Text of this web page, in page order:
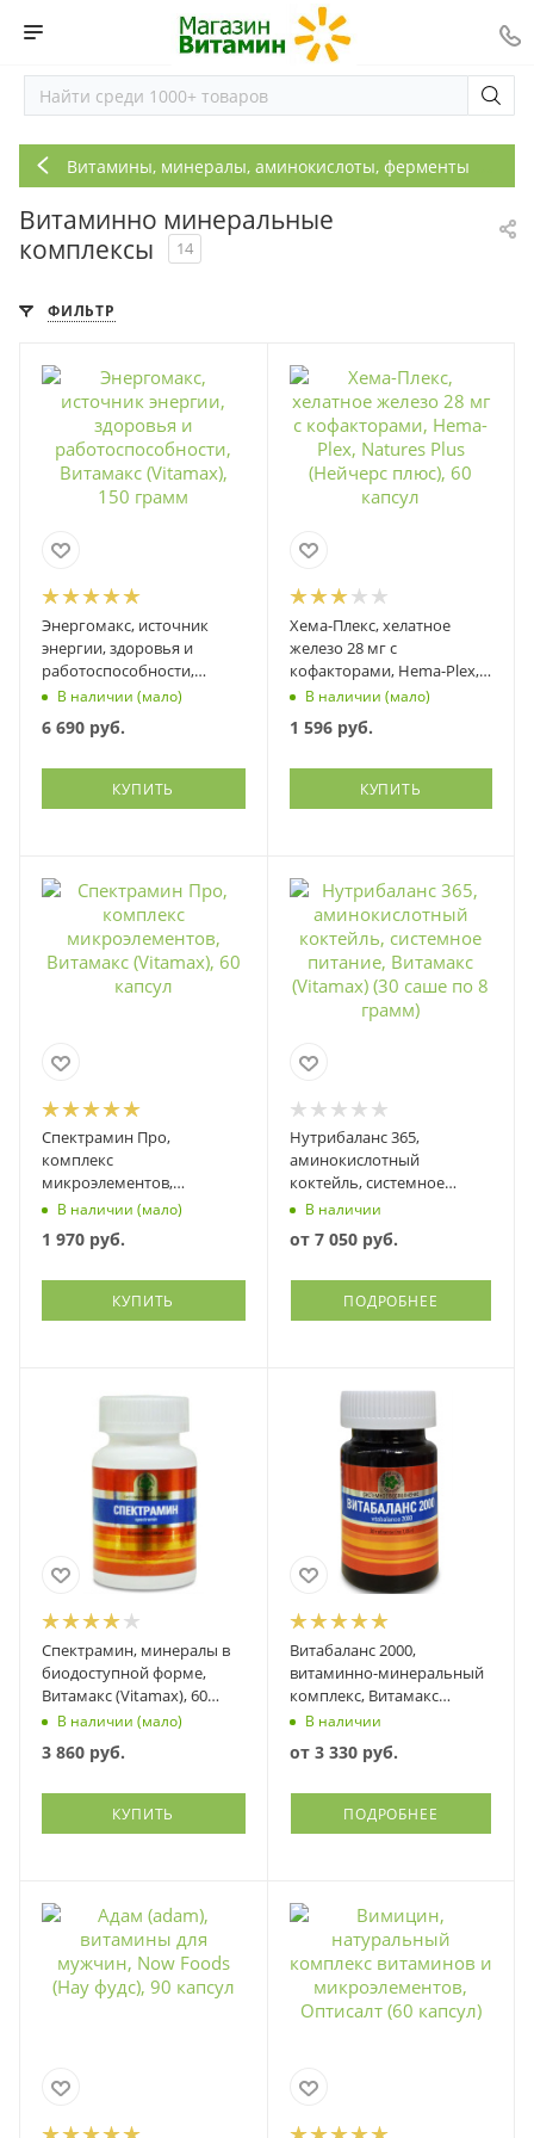
Витаминно минеральные
комплексы
14
ФИЛЬТР
Энергомакс, источник
энергии, здоровья и
работоспособности,
Витамакс (Vitamax), 150
В наличии (мало)
6 690 руб.
КУПИТЬ
Хема-Плекс, хелатное
железо 28 мг с
кофакторами, Hema-Plex,
Natures Plus (Нейчерс
плюс), 60 капсул
В наличии (мало)
1 596руб.
КУПИТЬ
Спектрамин Про,
комплекс
микроэлементов,
Витамакс (Vitamax), 60
В наличии (мало)
1 970 руб.
КУПИТЬ
Нутрибаланс 365,
аминокислотный
коктейль, системное
питание, Витамакс
В наличии
от 7 050 руб.
ПОДРОБНЕЕ
Спектрамин, минералы в
биодоступной форме,
Витамакс (Vitamax), 60
капсул
В наличии (мало)
3 860 руб.
КУПИТЬ
Витабаланс 2000,
витаминно-минеральный
комплекс, Витамакс
(Vitamax)
В наличии
от 3 330 руб.
ПОДРОБНЕЕ